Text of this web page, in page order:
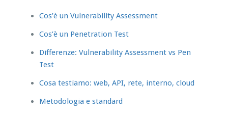
Cos’è un Vulnerability Assessment
Cos’è un Penetration Test
Differenze: Vulnerability Assessment vs Pen
Test
Cosa testiamo: web, API, rete, interno, cloud
Metodologia e standard